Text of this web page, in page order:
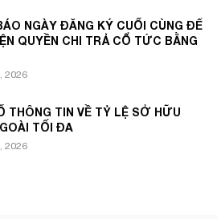
NGÀY ĐĂNG KÝ CUỐI CÙNG ĐỂ
QUYỀN CHI TRẢ CỔ TỨC BẰNG
2026
THÔNG TIN VỀ TỶ LỆ SỞ HỮU
TỐI ĐA
2026